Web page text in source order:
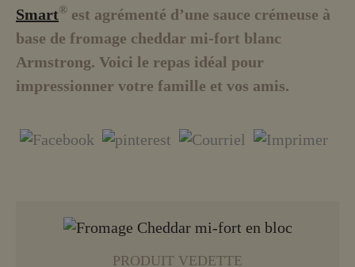
A
I
N
G
Smart® est agrémenté d’une sauce crémeuse à
base de fromage cheddar mi-fort blanc
Armstrong. Voici le repas idéal pour
impressionner votre famille et vos amis.
PRODUIT VEDETTE